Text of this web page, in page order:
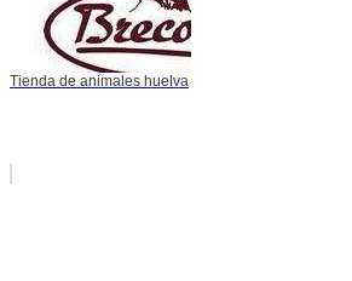
Tienda de animales huelva